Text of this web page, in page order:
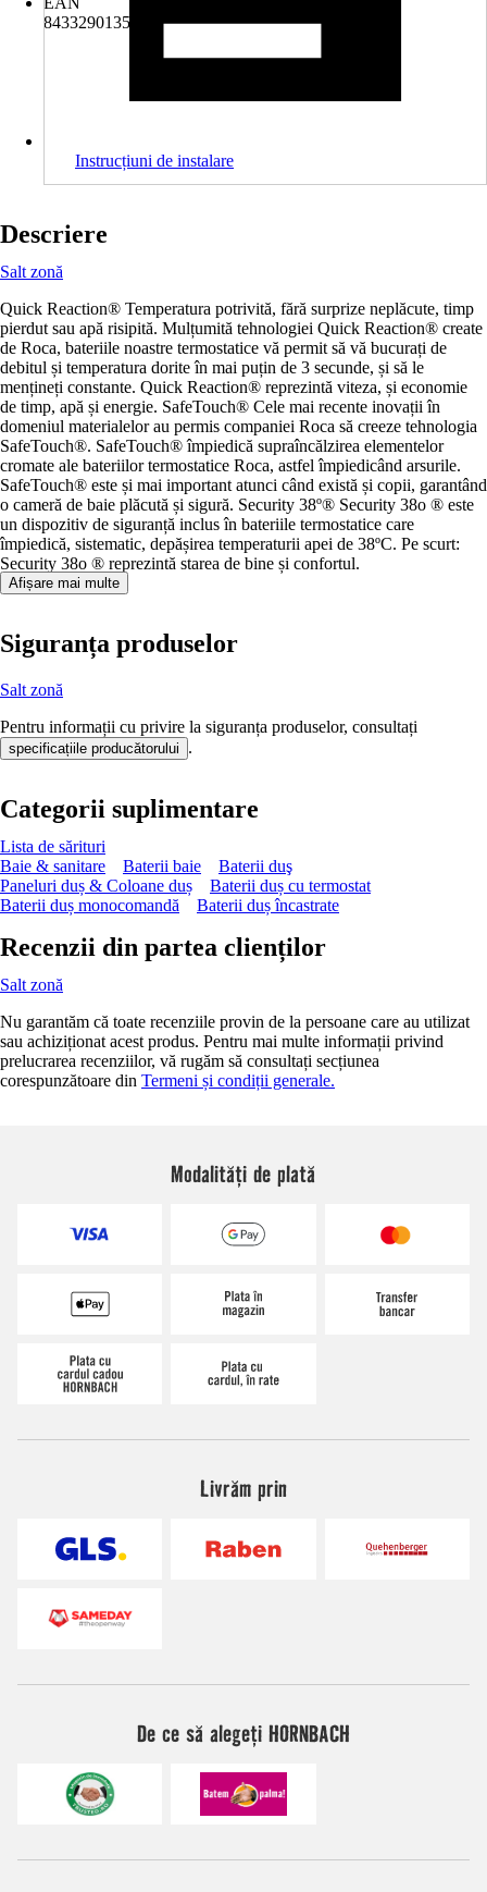
8433290135565
Instrucțiuni de instalare
Descriere
Salt zonă
Quick Reaction® Temperatura potrivită, fără surprize neplăcute, timp
pierdut sau apă risipită. Mulțumită tehnologiei Quick Reaction® create
de Roca, bateriile noastre termostatice vă permit să vă bucurați de
debitul și temperatura dorite în mai puțin de 3 secunde, și să le
mențineți constante. Quick Reaction® reprezintă viteza, și economie
de timp, apă și energie. SafeTouch® Cele mai recente inovații în
domeniul materialelor au permis companiei Roca să creeze tehnologia
SafeTouch®. SafeTouch® împiedică supraîncălzirea elementelor
cromate ale bateriilor termostatice Roca, astfel împiedicând arsurile.
SafeTouch® este și mai important atunci când există și copii, garantând
o cameră de baie plăcută și sigură. Security 38º® Security 38o ® este
un dispozitiv de siguranță inclus în bateriile termostatice care
împiedică, sistematic, depășirea temperaturii apei de 38ºC. Pe scurt:
Security 38o ® reprezintă starea de bine și confortul.
Afișare mai multe
Siguranța produselor
Salt zonă
Pentru informații cu privire la siguranța produselor, consultați
specificațiile producătorului .
Categorii suplimentare
Lista de sărituri
Baie & sanitare
Baterii baie
Baterii duş
Paneluri duș & Coloane duș
Baterii duș cu termostat
Baterii duș monocomandă
Baterii duș încastrate
Recenzii din partea clienților
Salt zonă
Nu garantăm că toate recenziile provin de la persoane care au utilizat
sau achiziționat acest produs. Pentru mai multe informații privind
prelucrarea recenziilor, vă rugăm să consultați secțiunea
corespunzătoare din Termeni și condiții generale.
Modalități de plată
Livrăm prin
De ce să alegeți HORNBACH